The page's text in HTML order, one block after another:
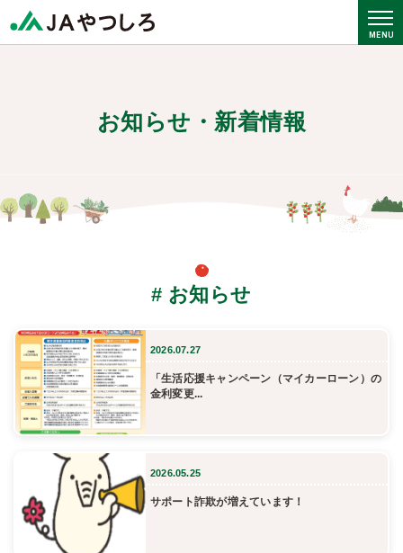
お知らせ・新着情報
# お知らせ
2026.07.27
「生活応援キャンペーン（マイカーローン）の
金利変更...
2026.05.25
サポート詐欺が増えています！